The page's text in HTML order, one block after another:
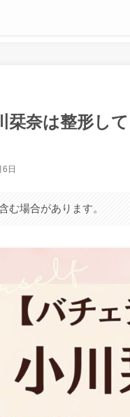
栞奈は整形し
日
む場合があります。